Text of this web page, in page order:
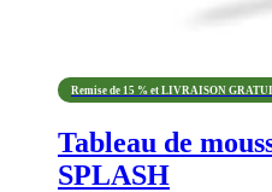
Remise de 15 % et LIVRAISON
Tableau de
SPLASH